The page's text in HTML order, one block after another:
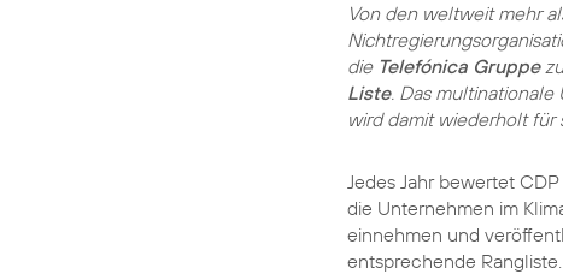
Von den weltweit mehr
die Telefónica Gruppe
Liste. Das
wird damit wiederholt für
Jedes Jahr bewertet CDP
die Unternehmen im
einnehmen und
entsprechende